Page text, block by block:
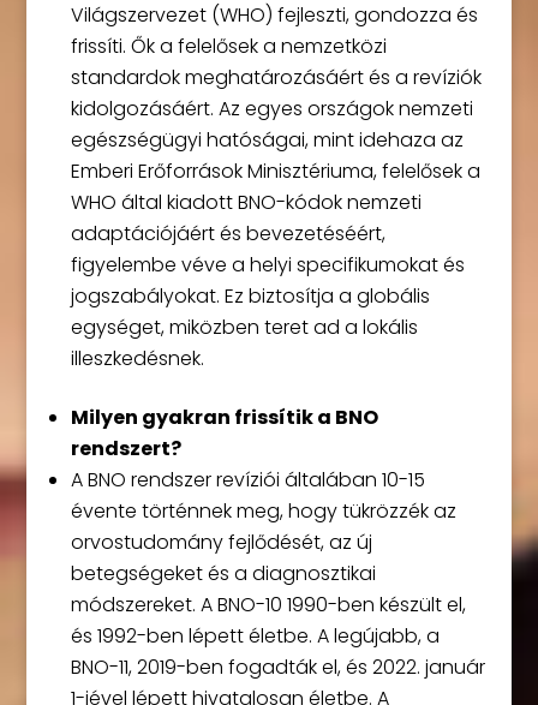
Világszervezet (WHO) fejleszti, gondozza és
frissíti. Ők a felelősek a nemzetközi
standardok meghatározásáért és a revíziók
kidolgozásáért. Az egyes országok nemzeti
egészségügyi hatóságai, mint idehaza az
Emberi Erőforrások Minisztériuma, felelősek a
WHO által kiadott BNO-kódok nemzeti
adaptációjáért és bevezetéséért,
figyelembe véve a helyi specifikumokat és
jogszabályokat. Ez biztosítja a globális
egységet, miközben teret ad a lokális
illeszkedésnek.
Milyen gyakran frissítik a BNO
rendszert?
A BNO rendszer revíziói általában 10-15
évente történnek meg, hogy tükrözzék az
orvostudomány fejlődését, az új
betegségeket és a diagnosztikai
módszereket. A BNO-10 1990-ben készült el,
és 1992-ben lépett életbe. A legújabb, a
BNO-11, 2019-ben fogadták el, és 2022. január
1-jével lépett hivatalosan életbe. A